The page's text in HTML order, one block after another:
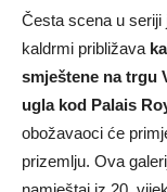
Česta scena u
kaldrmi približava
smještene na trgu
ugla kod Palais
obožavaoci će
prizemlju. Ova